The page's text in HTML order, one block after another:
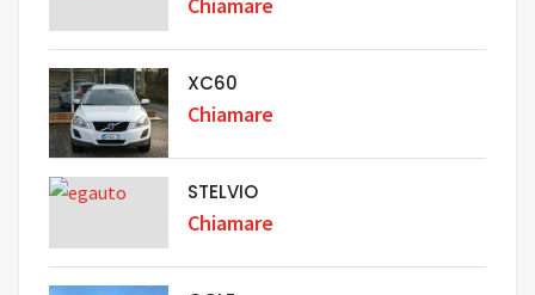
XC60
Chiamare
STELVIO
Chiamare